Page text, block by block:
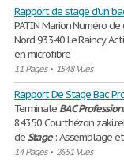
Rapport de stage d'un
PATIN Marion Numéro
Nord 93340 Le Raincy
en microfibre
11 Pages• 1548 Vues
Rapport De Stage Bac
Terminale BAC
84350 Courthézon
deStage: Assemblage
14 Pages• 2651 Vues